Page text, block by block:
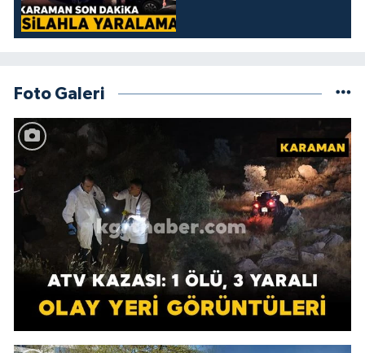
Foto Galeri